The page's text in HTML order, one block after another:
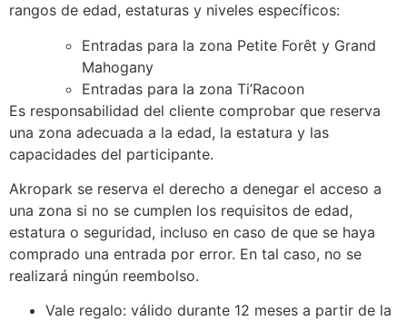
rangos de edad, estaturas y niveles específicos:
Entradas para la zona Petite Forêt y Grand
Mahogany
Entradas para la zona Ti’Racoon
Es responsabilidad del cliente comprobar que reserva
una zona adecuada a la edad, la estatura y las
capacidades del participante.
Akropark se reserva el derecho a denegar el acceso a
una zona si no se cumplen los requisitos de edad,
estatura o seguridad, incluso en caso de que se haya
comprado una entrada por error. En tal caso, no se
realizará ningún reembolso.
Vale regalo: válido durante 12 meses a partir de la